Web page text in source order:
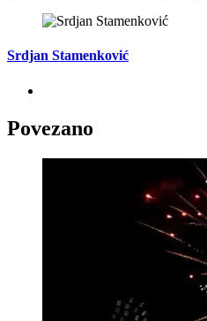
Srdjan Stamenković
Povezano